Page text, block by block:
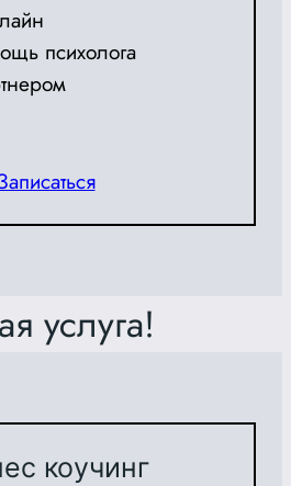
психолога
услуга!
коучинг